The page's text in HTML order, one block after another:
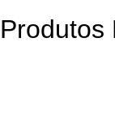
Produtos